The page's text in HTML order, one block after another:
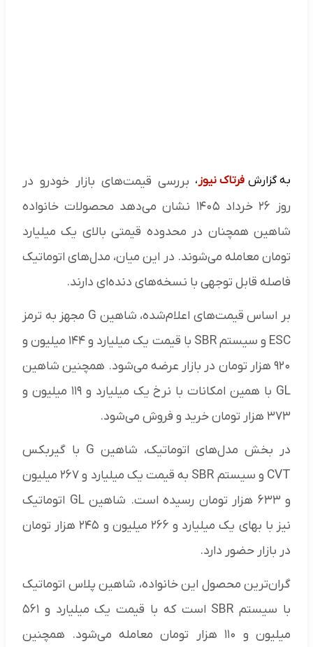
به گزارش فرتاک نیوز ، بررسی قیمت‌های بازار خودرو در
روز ۲۶ خرداد ۱۴۰۵ نشان می‌دهد محصولات خانواده
شاهین همچنان در محدوده قیمتی بالای یک میلیارد
تومان معامله می‌شوند. در این میان، مدل‌های اتوماتیک
فاصله قابل توجهی با نسخه‌های دنده‌ای دارند.
بر اساس قیمت‌های اعلام‌شده، شاهین G مجهز به ترمز
ESC و سیستم SBR با قیمت یک میلیارد و ۱۴۴ میلیون و
۹۲۰ هزار تومان در بازار عرضه می‌شود. همچنین شاهین
GL با همین امکانات با نرخ یک میلیارد و ۱۱۹ میلیون و
۳۷۳ هزار تومان خرید و فروش می‌شود.
در بخش مدل‌های اتوماتیک، شاهین G با گیربکس
CVT و سیستم SBR به قیمت یک میلیارد و ۲۶۷ میلیون
و ۶۳۳ هزار تومان رسیده است. شاهین GL اتوماتیک
نیز با بهای یک میلیارد و ۲۶۶ میلیون و ۲۴۵ هزار تومان
در بازار حضور دارد.
گران‌ترین محصول این خانواده، شاهین پلاس اتوماتیک
با سیستم SBR است که با قیمت یک میلیارد و ۵۶۱
میلیون و ۱۱۰ هزار تومان معامله می‌شود. همچنین